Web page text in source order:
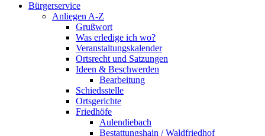
Bürgerservice
Anliegen A-Z
Grußwort
Was erledige ich wo?
Veranstaltungskalender
Ortsrecht und Satzungen
Ideen & Beschwerden
Bearbeitung
Schiedsstelle
Ortsgerichte
Friedhöfe
Aulendiebach
Bestattungshain / Waldfriedhof